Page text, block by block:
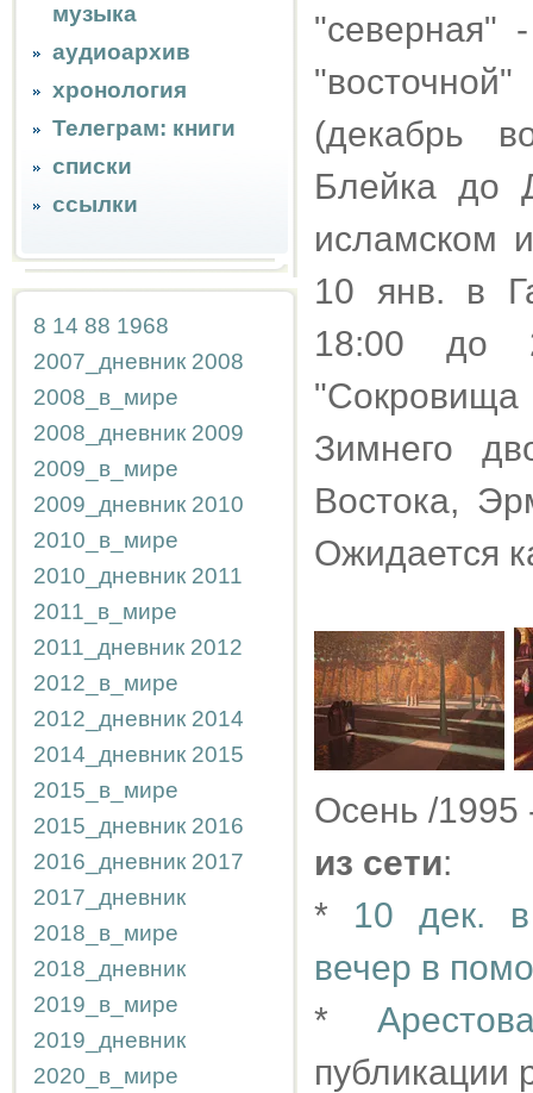
музыка
аудиоархив
хронология
Телеграм: книги
списки
ссылки
8 14 88 1968
2007_дневник 2008
2008_в_мире
2008_дневник 2009
2009_в_мире
2009_дневник 2010
2010_в_мире
2010_дневник 2011
2011_в_мире
2011_дневник 2012
2012_в_мире
2012_дневник 2014
2014_дневник 2015
2015_в_мире
2015_дневник 2016
2016_дневник 2017
2017_дневник
2018_в_мире
2018_дневник
2019_в_мире
2019_дневник
2020_в_мире
"северная"
(декабрь
Блейка до
исламском
10 янв. в
18:00 до
"Сокровища
Зимнего
Востока,
Ожидается
Осень /1995
из сети:
* 10 дек. в
вечер в
*
публикации